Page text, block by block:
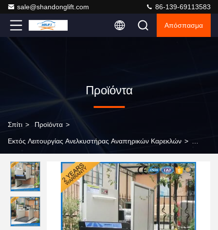
sale@shandonglift.com 86-139-69113583
Απόσπασμα
Προϊόντα
Σπίτι > Προϊόντα >
Εκτός Λειτουργίας Ανελκυστήρας Αναπηρικών Καρεκλών >
εξωτερικοί κατοικημένοι εξωτερικοί ανελκυστήρες για τα σπίτια